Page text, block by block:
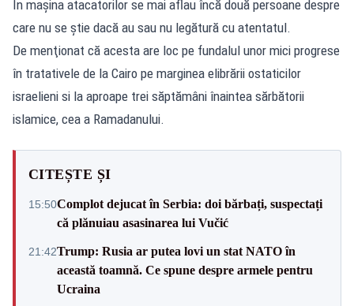
În maşina atacatorilor se mai aflau încă două persoane despre
care nu se ştie dacă au sau nu legătură cu atentatul.
De menţionat că acesta are loc pe fundalul unor mici progrese
în tratativele de la Cairo pe marginea elibrării ostaticilor
israelieni si la aproape trei săptămâni înaintea sărbătorii
islamice, cea a Ramadanului.
CITEȘTE ȘI
15:50Complot dejucat în Serbia: doi bărbați, suspectați
că plănuiau asasinarea lui Vučić
21:42Trump: Rusia ar putea lovi un stat NATO în
această toamnă. Ce spune despre armele pentru
Ucraina